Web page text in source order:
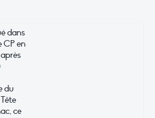
dans
CP en
du
ce